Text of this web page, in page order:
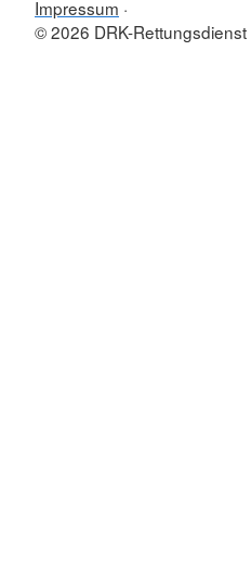
Impressum
© 2026 DRK-